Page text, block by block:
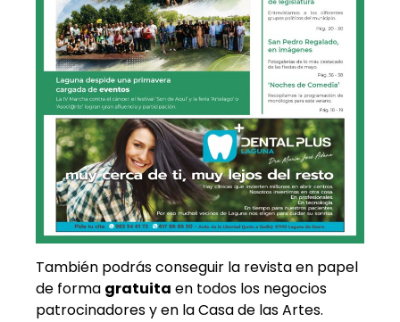
También podrás conseguir la revista en papel
de forma gratuita en todos los negocios
patrocinadores y en la Casa de las Artes.